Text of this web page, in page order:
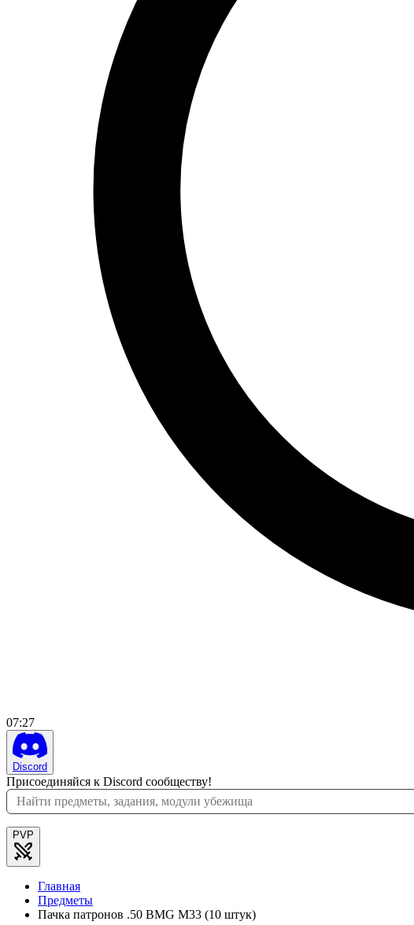
07:27
Discord
Присоединяйся к Discord сообществу!
PVP
Главная
Предметы
Пачка патронов .50 BMG M33 (10 штук)